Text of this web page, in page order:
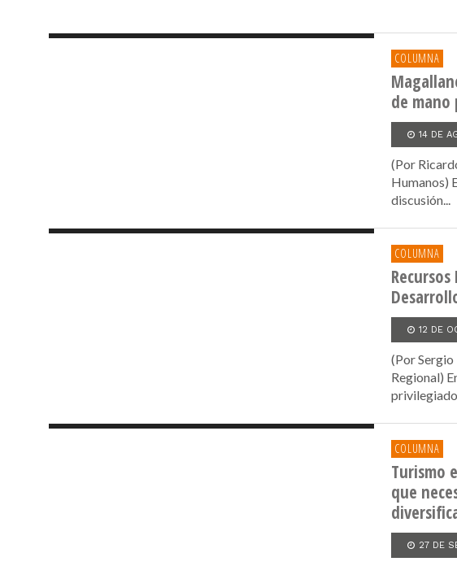
COLUMNA
de mano
14 DE
(Por
Humanos)
discusión...
COLUMNA
12 DE
(Por
Regional)
COLUMNA
Turismo
que
27 DE